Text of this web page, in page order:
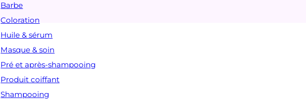
Barbe
Coloration
Huile & sérum
Masque & soin
Pré et après-shampooing
Produit coiffant
Shampooing